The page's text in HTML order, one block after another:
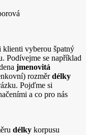
klienti vyberou špatný
Podívejme se například
jmenovitá
rozměrdélky
Pojďme si
a co pro nás
délky korpusu